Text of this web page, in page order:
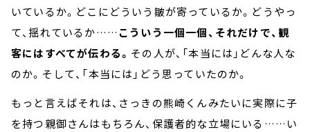
いているか。どこにどういう皺が寄っているか。どうやっ
て、揺れているか…… こういう一個一個、それだけで、観
客にはすべてが伝わる。 その人が、「本当には」どんな人な
のか。そして、「本当には」どう思っていたのか。
もっと言えばそれは、さっきの熊崎くんみたいに実際に子
を持つ親御さんはもちろん、保護者的な立場にいる……い